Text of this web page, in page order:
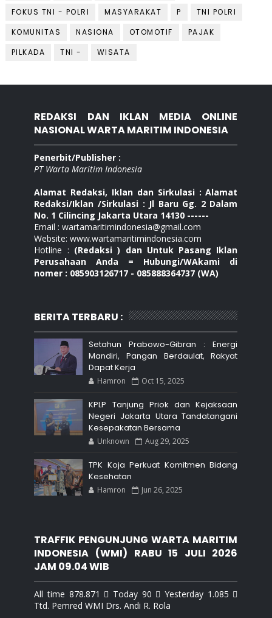
FOKUS TNI - POLRI
MASYARAKAT P
TNI POLRI
KOMUNITAS
NASIONA OTOMOTIF
PAJAK
PILKADA
TNI - WISATA
REDAKSI DAN IKLAN MEDIA ONLINE
NASIONAL WARTA MARITIM INDONESIA
Penerbit/Publisher :
PT Warta Maritim Indonesia
Alamat Redaksi, Iklan dan Sirkulasi : Alamat
Redaksi/Iklan /Sirkulasi : Jl Baru Gg. 2 Dalam
No. 1 Cilincing Jakarta Utara 14130 ------
Email : wartamaritimindonesia@gmail.com
Website: www.wartamaritimindonesia.com
Hotline : (Redaksi ) dan Untuk Pasang Iklan
Perusahaan Anda = Hubungi/WAkami di
nomer : 085903126717 - 085888364737 (WA)
BERITA TERBARU :
Setahun Prabowo-Gibran : Energi
Mandiri, Pangan Berdaulat, Rakyat
Dapat Kerja
Hamron Oct 15, 2025
KPLP Tanjung Priok dan Kejaksaan
Negeri Jakarta Utara Tandatangani
Kesepakatan Bersama
Unknown Aug 29, 2025
TPK Koja Perkuat Komitmen Bidang
Kesehatan
Hamron Jun 26, 2025
TRAFFIK PENGUNJUNG WARTA MARITIM
INDONESIA (WMI) RABU 15 JULI 2026
JAM 09.04 WIB
All time 878.871  Today 90  Yesterday 1.085 
Ttd. Pemred WMI Drs. Andi R. Rola